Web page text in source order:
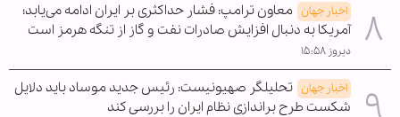
اخبار جهان معاون ترامپ: فشار حداکثری بر ایران ادامه می‌یابد؛
آمریکا به دنبال افزایش صادرات نفت و گاز از تنگه هرمز است
دیروز ۱۵:۵۸
اخبار جهان تحلیلگر صهیونیست: رئیس جدید موساد باید دلایل
شکست طرح براندازی نظام ایران را بررسی کند